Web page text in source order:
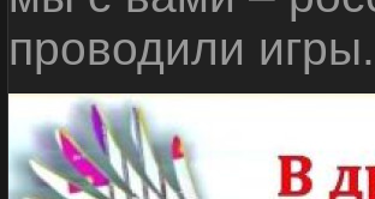
проводили игры.